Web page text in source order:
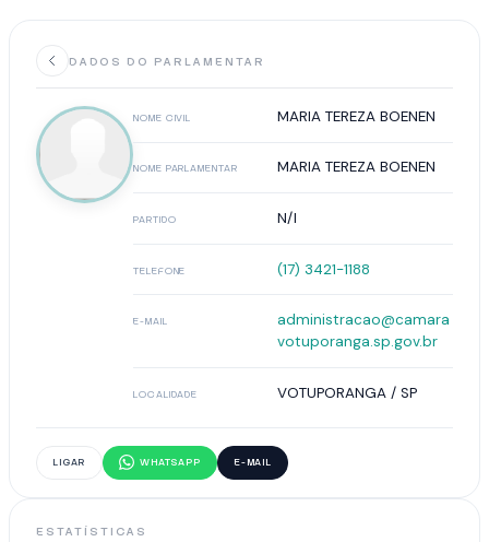
DADOS DO PARLAMENTAR
NOME CIVIL MARIA TEREZA BOENEN
NOME PARLAMENTAR MARIA TEREZA BOENEN
PARTIDO N/I
TELEFONE (17) 3421-1188
E-MAIL
administracao@camara
votuporanga.sp.gov.br
LOCALIDADE VOTUPORANGA / SP
LIGAR WHATSAPP E-MAIL
ESTATÍSTICAS